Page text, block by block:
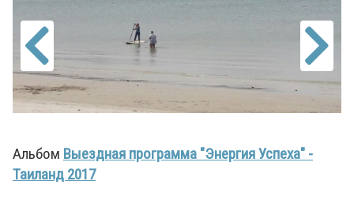
Альбом Выездная программа "Энергия Успеха" -
Таиланд 2017